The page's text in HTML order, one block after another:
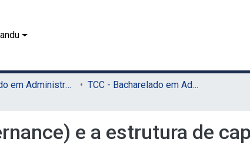
Bacharelado em Administração (UAST)
TCC - Bacharelado em Administração (UAST)
e a estrutura de